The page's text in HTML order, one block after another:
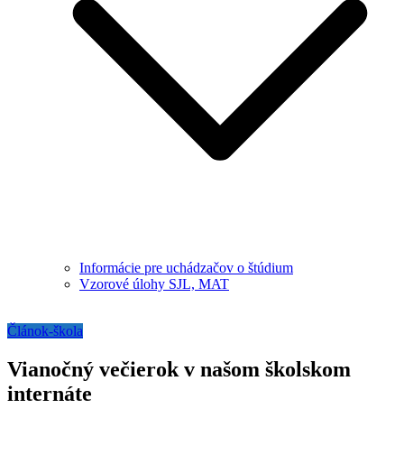
Informácie pre uchádzačov o štúdium
Vzorové úlohy SJL, MAT
Článok-škola
Vianočný večierok v našom školskom
internáte